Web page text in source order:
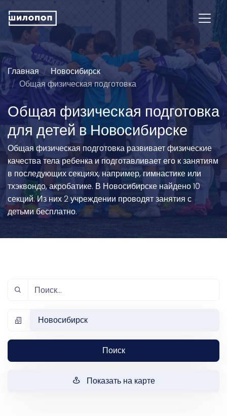
Главная
Новосибирск
Общая физическая подготовка
Общая физическая подготовка
для детей в Новосибирске
Общая физическая подготовка развивает физические
качества тела ребенка и подготавливает его к занятиям
в последующих секциях, например, гимнастике или
тхэквондо, акробатике. В Новосибирске найдено 10
секций. Из них 2 учреждении проводят занятия с
детьми бесплатно.
Новосибирск
Поиск
Показать на карте